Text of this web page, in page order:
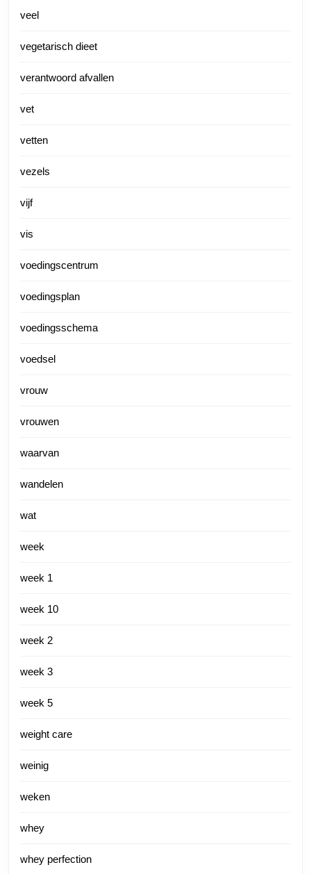
veel
vegetarisch dieet
verantwoord afvallen
vet
vetten
vezels
vijf
vis
voedingscentrum
voedingsplan
voedingsschema
voedsel
vrouw
vrouwen
waarvan
wandelen
wat
week
week 1
week 10
week 2
week 3
week 5
weight care
weinig
weken
whey
whey perfection